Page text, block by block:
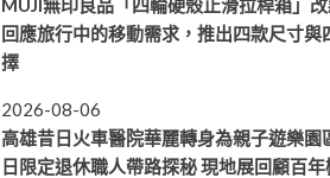
MUJI無印良品「四輪硬殼止滑拉桿箱」
回應旅行中的移動需求，推出四款尺寸與
擇
2026-08-06
高雄昔日火車醫院華麗轉身為親子遊樂園
日限定退休職人帶路探秘 現地展回顧百年